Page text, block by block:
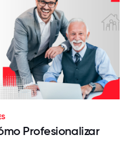
Profesionalizar